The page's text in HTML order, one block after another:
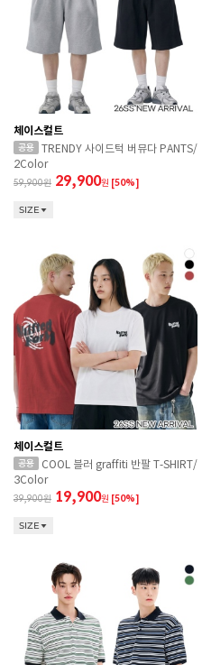
체이스컬트
TRENDY 사이드턱 버뮤다 PANTS/
2Color
59,900 29,900원 [50%]
SIZE
체이스컬트
COOL 블러 graffiti 반팔 T-SHIRT/
3Color
39,900 19,900원 [50%]
SIZE